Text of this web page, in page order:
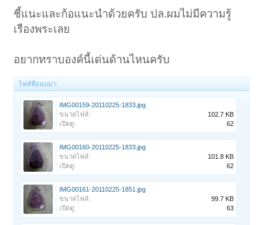
ชี้แนะและก้อแนะนำด้วยครับ ปล.ผมไม่มีความรู้
เรืองพระเลย
อยากทราบองค์นี้เด่นด้านไหนครับ
ไฟล์ที่แนบมา:
IMG00159-20110225-1833.jpg
ขนาดไฟล์:
102.7 KB
เปิดดู:
62
IMG00160-20110225-1833.jpg
ขนาดไฟล์:
101.8 KB
เปิดดู:
62
IMG00161-20110225-1851.jpg
ขนาดไฟล์:
99.7 KB
เปิดดู:
63